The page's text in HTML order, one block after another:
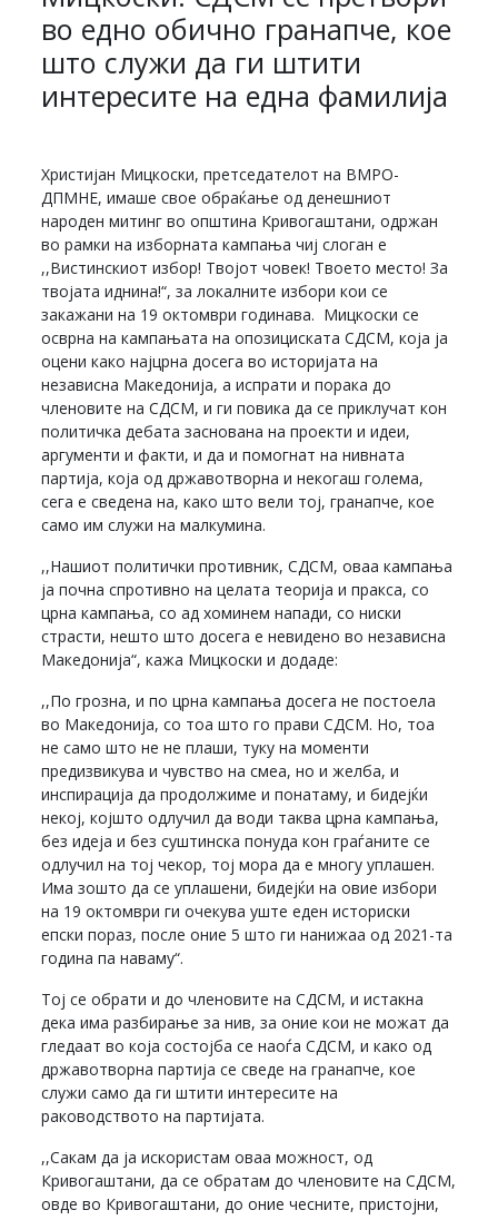
во едно обично гранапче, кое
што служи да ги штити
интересите на една фамилија
Христијан Мицкоски, претседателот на ВМРО-
ДПМНЕ, имаше свое обраќање од денешниот
народен митинг во општина Кривогаштани, одржан
во рамки на изборната кампања чиј слоган е
,,Вистинскиот избор! Твојот човек! Твоето место! За
твојата иднина!“, за локалните избори кои се
закажани на 19 октомври годинава. Мицкоски се
осврна на кампањата на опозициската СДСМ, која ја
оцени како најцрна досега во историјата на
независна Македонија, а испрати и порака до
членовите на СДСМ, и ги повика да се приклучат кон
политичка дебата заснована на проекти и идеи,
аргументи и факти, и да и помогнат на нивната
партија, која од државотворна и некогаш голема,
сега е сведена на, како што вели тој, гранапче, кое
само им служи на малкумина.
,,Нашиот политички противник, СДСМ, оваа кампања
ја почна спротивно на целата теорија и пракса, со
црна кампања, со ад хоминем напади, со ниски
страсти, нешто што досега е невидено во независна
Македонија“, кажа Мицкоски и додаде:
,,По грозна, и по црна кампања досега не постоела
во Македонија, со тоа што го прави СДСМ. Но, тоа
не само што не не плаши, туку на моменти
предизвикува и чувство на смеа, но и желба, и
инспирација да продолжиме и понатаму, и бидејќи
некој, којшто одлучил да води таква црна кампања,
без идеја и без суштинска понуда кон граѓаните се
одлучил на тој чекор, тој мора да е многу уплашен.
Има зошто да се уплашени, бидејќи на овие избори
на 19 октомври ги очекува уште еден историски
епски пораз, после оние 5 што ги нанижаа од 2021-та
година па наваму“.
Тој се обрати и до членовите на СДСМ, и истакна
дека има разбирање за нив, за оние кои не можат да
гледаат во која состојба се наоѓа СДСМ, и како од
државотворна партија се сведе на гранапче, кое
служи само да ги штити интересите на
раководството на партијата.
,,Сакам да ја искористам оваа можност, од
Кривогаштани, да се обратам до членовите на СДСМ,
овде во Кривогаштани, до оние чесните, пристојни,